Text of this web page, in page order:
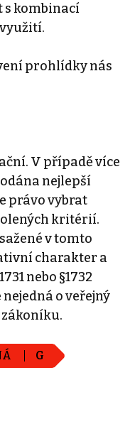
s kombinací
prohlídky nás
V případě více
nejlepší
právo vybrat
kritérií.
v tomto
charakter a
nebo §1732
o veřejný
zákoníku.
G